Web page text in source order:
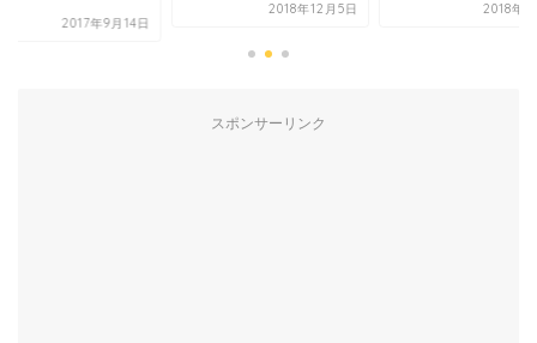
2018年9月6日
スポンサーリンク